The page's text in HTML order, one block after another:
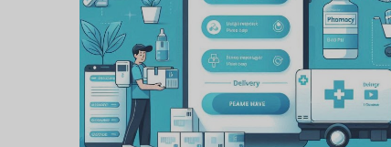
Proiect de aplicație de
livrare în farmacie
PROIECTE DE DEZVOLTARE DE